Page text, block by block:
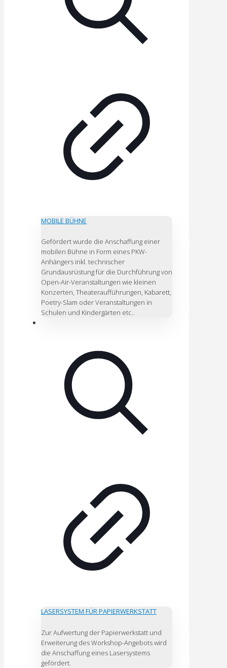
MOBILE BÜHNE
Gefördert wurde die Anschaffung einer
mobilen Bühne in Form eines PKW-
Anhängers inkl. technischer
Grundausrüstung für die Durchführung von
Open-Air-Veranstaltungen wie kleinen
Konzerten, Theateraufführungen, Kabarett,
Poetry-Slam oder Veranstaltungen in
Schulen und Kindergärten etc..
LASERSYSTEM FÜR PAPIERWERKSTATT
Zur Aufwertung der Papierwerkstatt und
Erweiterung des Workshop-Angebots wird
die Anschaffung eines Lasersystems
gefördert.